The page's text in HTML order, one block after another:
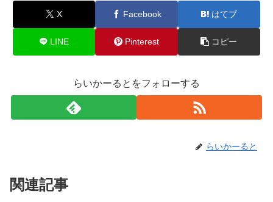
X Facebook はてブ
LINE Pinterest コピー
らいかーるとをフォローする
らいかーると
関連記事